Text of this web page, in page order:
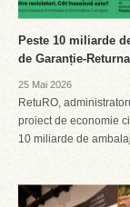
Peste 10 miliarde
de Garanție-
25 Mai 2026
RetuRO,
proiect de economie
10 miliarde de